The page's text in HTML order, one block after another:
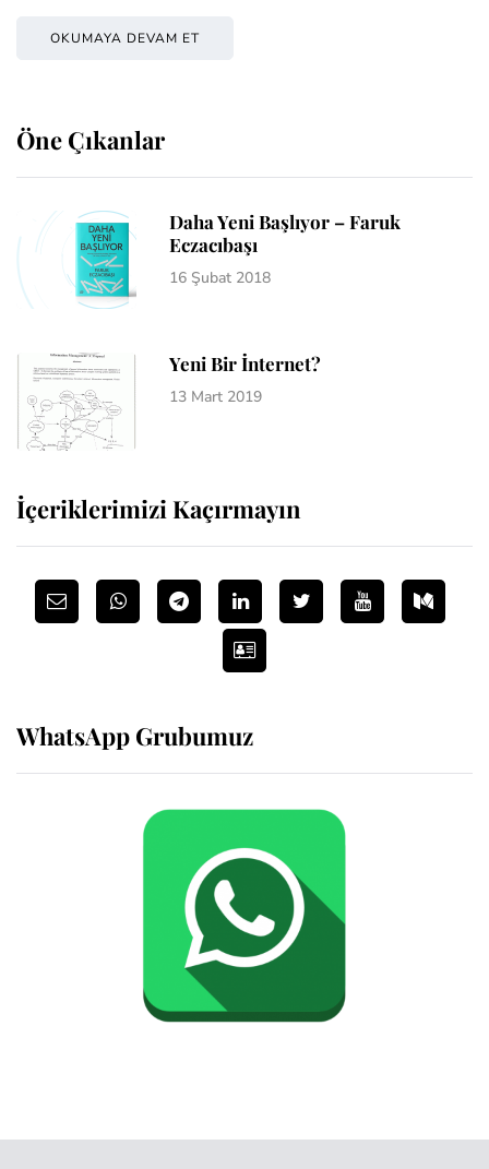
OKUMAYA DEVAM ET
Öne Çıkanlar
Daha Yeni Başlıyor – Faruk
Eczacıbaşı
16 Şubat 2018
Yeni Bir İnternet?
13 Mart 2019
İçeriklerimizi Kaçırmayın
WhatsApp Grubumuz